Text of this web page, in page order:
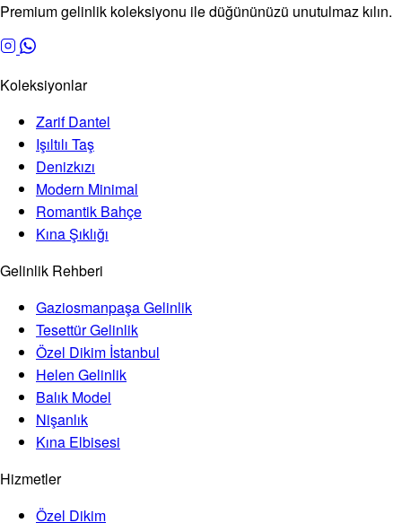
Premium gelinlik koleksiyonu ile düğününüzü unutulmaz kılın.
Koleksiyonlar
Zarif Dantel
Işıltılı Taş
Denizkızı
Modern Minimal
Romantik Bahçe
Kına Şıklığı
Gelinlik Rehberi
Gaziosmanpaşa Gelinlik
Tesettür Gelinlik
Özel Dikim İstanbul
Helen Gelinlik
Balık Model
Nişanlık
Kına Elbisesi
Hizmetler
Özel Dikim